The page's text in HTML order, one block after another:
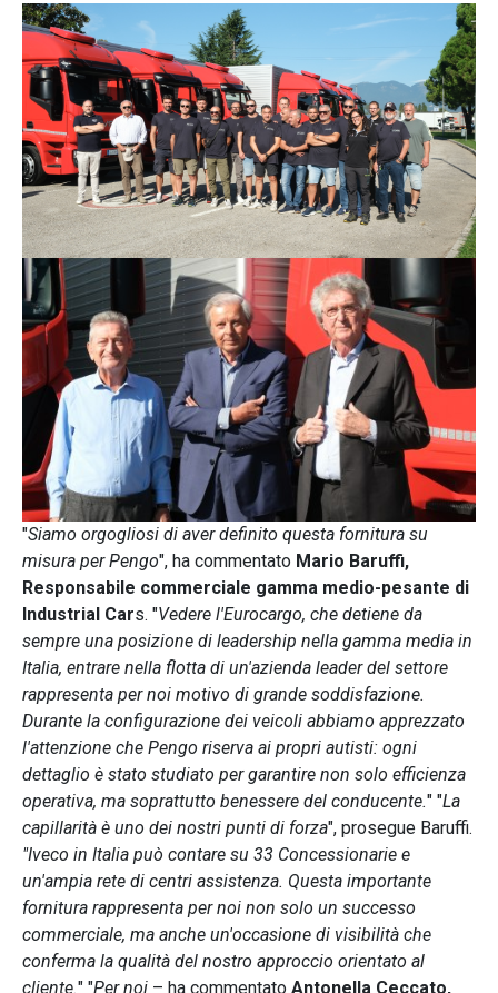
"Siamo orgogliosi di aver definito questa fornitura su
misura per Pengo", ha commentato Mario Baruffi,
Responsabile commerciale gamma medio-pesante di
Industrial Cars. "Vedere l'Eurocargo, che detiene da
sempre una posizione di leadership nella gamma media in
Italia, entrare nella flotta di un'azienda leader del settore
rappresenta per noi motivo di grande soddisfazione.
Durante la configurazione dei veicoli abbiamo apprezzato
l'attenzione che Pengo riserva ai propri autisti: ogni
dettaglio è stato studiato per garantire non solo efficienza
operativa, ma soprattutto benessere del conducente." "La
capillarità è uno dei nostri punti di forza", prosegue Baruffi.
"Iveco in Italia può contare su 33 Concessionarie e
un'ampia rete di centri assistenza. Questa importante
fornitura rappresenta per noi non solo un successo
commerciale, ma anche un'occasione di visibilità che
conferma la qualità del nostro approccio orientato al
cliente." "Per noi – ha commentato Antonella Ceccato,